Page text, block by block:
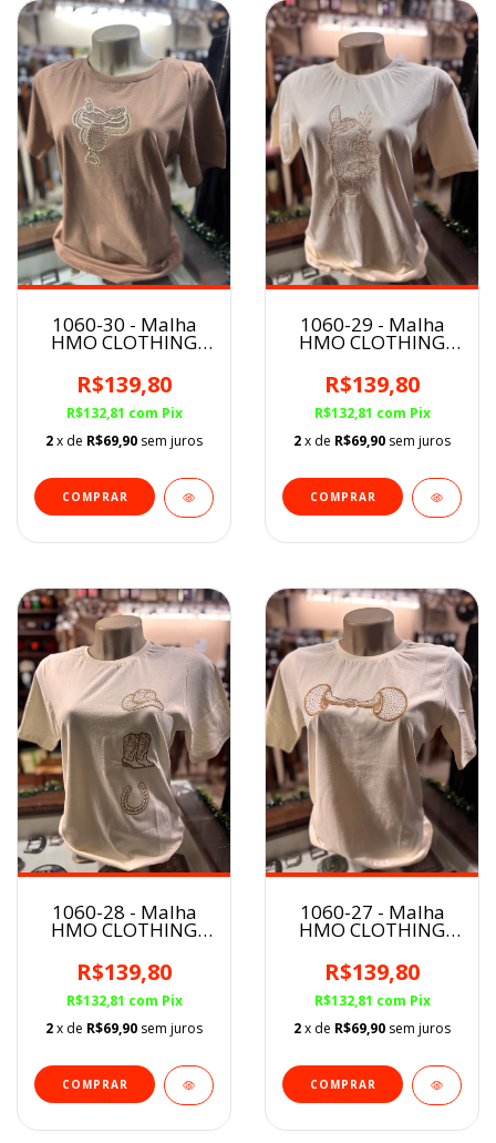
1060-30 - Malha
HMO CLOTHING
R$139,80
R$132,81 com Pix
2x de R$69,90 sem juros
COMPRAR
1060-29 - Malha
HMO CLOTHING
R$139,80
R$132,81 com Pix
2x de R$69,90 sem juros
COMPRAR
1060-28 - Malha
HMO CLOTHING
R$139,80
R$132,81 com Pix
2x de R$69,90 sem juros
COMPRAR
1060-27 - Malha
HMO CLOTHING
R$139,80
R$132,81 com Pix
2x de R$69,90 sem juros
COMPRAR